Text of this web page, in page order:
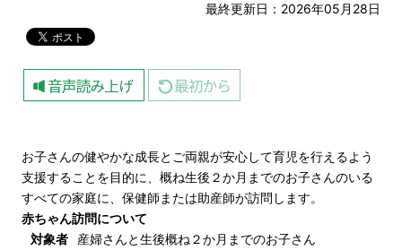
最終更新日：2026年05月28日
お子さんの健やかな成長とご両親が安心して育児を行えるよう
支援することを目的に、概ね生後２か月までのお子さんのいる
すべての家庭に、保健師または助産師が訪問します。
赤ちゃん訪問について
対象者
産婦さんと生後概ね２か月までのお子さん